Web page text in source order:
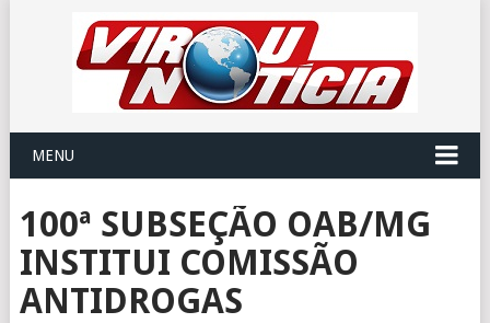
MENU
100ª SUBSEÇÃO OAB/MG
INSTITUI COMISSÃO
ANTIDROGAS